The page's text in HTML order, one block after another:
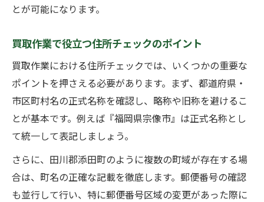
とが可能になります。
買取作業で役立つ住所チェックのポイント
買取作業における住所チェックでは、いくつかの重要な
ポイントを押さえる必要があります。まず、都道府県・
市区町村名の正式名称を確認し、略称や旧称を避けるこ
とが基本です。例えば『福岡県宗像市』は正式名称とし
て統一して表記しましょう。
さらに、田川郡添田町のように複数の町域が存在する場
合は、町名の正確な記載を徹底します。郵便番号の確認
も並行して行い、特に郵便番号区域の変更があった際に